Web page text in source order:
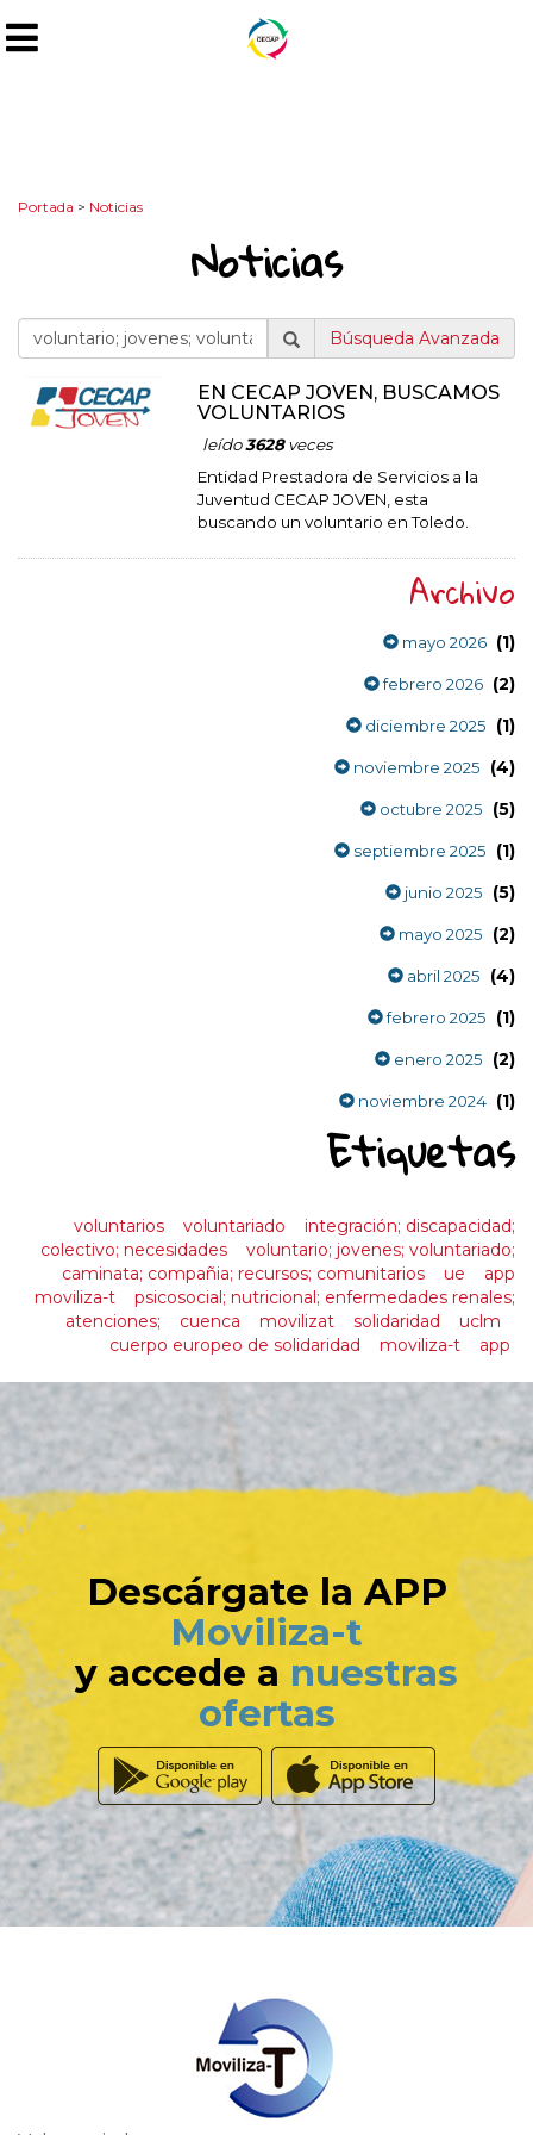
Portada > Noticias
Noticias
Búsqueda Avanzada
EN CECAP JOVEN, BUSCAMOS
VOLUNTARIOS
leído3628veces
Entidad Prestadora de Servicios a la
Juventud CECAP JOVEN, esta
buscando un voluntario en Toledo.
Archivo
mayo 2026 (1)
febrero 2026 (2)
diciembre 2025 (1)
noviembre 2025 (4)
octubre 2025 (5)
septiembre 2025 (1)
junio 2025 (5)
mayo 2025 (2)
abril 2025 (4)
febrero 2025 (1)
enero 2025 (2)
noviembre 2024 (1)
Etiquetas
voluntarios voluntariado
integración; discapacidad;
colectivo; necesidades
voluntario; jovenes; voluntariado;
caminata; compañia; recursos; comunitarios
ue
app
moviliza-t
psicosocial; nutricional; enfermedades renales;
atenciones;
cuenca movilizat solidaridad
uclm
cuerpo europeo de solidaridad
moviliza-t app
Descárgate la APP
Moviliza-t
y accede a nuestras
ofertas